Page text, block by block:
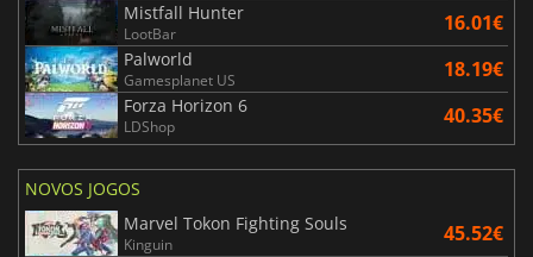
Mistfall Hunter
LootBar 16.01€
Palworld
Gamesplanet US 18.19€
Forza Horizon 6
LDShop 40.35€
NOVOS JOGOS
Marvel Tokon Fighting Souls
Kinguin 45.52€